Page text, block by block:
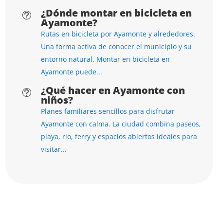
t ¿Dónde montar en bicicleta en
Ayamonte?
Rutas en bicicleta por Ayamonte y alrededores.
Una forma activa de conocer el municipio y su
entorno natural. Montar en bicicleta en
Ayamonte puede...
t ¿Qué hacer en Ayamonte con
niños?
Planes familiares sencillos para disfrutar
Ayamonte con calma. La ciudad combina paseos,
playa, río, ferry y espacios abiertos ideales para
visitar...